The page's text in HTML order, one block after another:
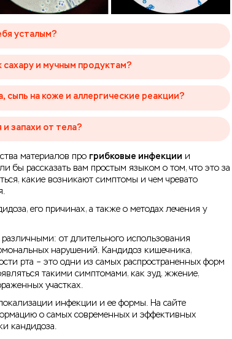
усталым?
сахару и мучным продуктам?
сыпь на коже и аллергические реакции?
запахи от тела?
материалов про грибковые инфекции и
бы рассказать вам простым языком о том, что это за
какие возникают симптомы и чем чревато
его причинах, а также о методах лечения у
от длительного использования
нарушений. Кандидоз кишечника,
рта – это одни из самых распространенных форм
такими симптомами, как зуд, жжение,
участках.
инфекции и ее формы. На сайте
о самых современных и эффективных
кандидоза.